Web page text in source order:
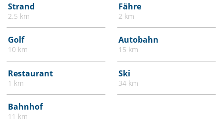
Strand
2.5 km
Fähre
2 km
Golf
10 km
Autobahn
15 km
Restaurant
1 km
Ski
34 km
Bahnhof
11 km